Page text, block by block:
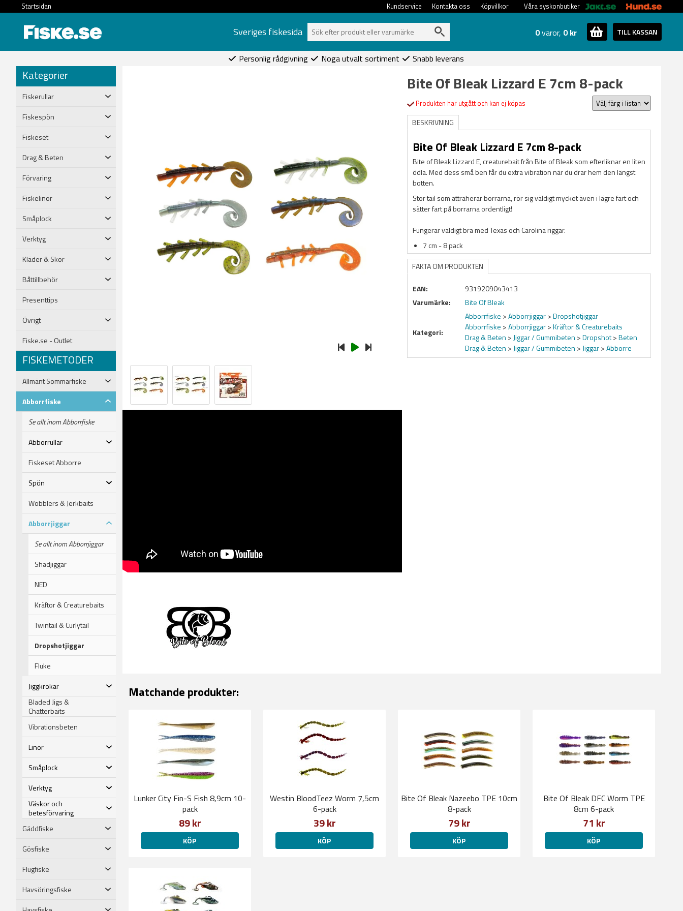
Startsidan Våra syskonbutiker
Köpvillkor
Kontakta oss
Kundservice
Sveriges fiskesida 0varor, 0 kr TILL KASSAN
Personlig rådgivning Noga utvalt sortiment Snabb leverans
Kategorier
Fiskerullar
Fiskespön
Fiskeset
Drag & Beten
Förvaring
Fiskelinor
Småplock
Verktyg
Kläder & Skor
Båttillbehör
Presenttips
Övrigt
Fiske.se - Outlet
FISKEMETODER
Allmänt Sommarfiske
Abborrfiske
Se allt inom Abborrfiske
Abborrullar
Fiskeset Abborre
Spön
Wobblers & Jerkbaits
Abborrjiggar
Se allt inom Abborrjiggar
Shadjiggar
NED
Kräftor & Creaturebaits
Twintail & Curlytail
Dropshotjiggar
Fluke
Jiggkrokar
Bladed Jigs &
Chatterbaits
Vibrationsbeten
Linor
Småplock
Verktyg
Väskor och
betesförvaring
Gäddfiske
Gösfiske
Flugfiske
Havsöringsfiske
Bite Of Bleak Lizzard E 7cm 8-pack
Produkten har utgått och kan ej köpas
BESKRIVNING
Bite Of Bleak Lizzard E 7cm 8-pack
Bite of Bleak Lizzard E, creaturebait från Bite of Bleak som efterliknar en liten
ödla. Med dess små ben får du extra vibration när du drar hem den längst
botten.
Stor tail som attraherar borrarna, rör sig väldigt mycket även i lägre fart och
sätter fart på borrarna ordentligt!
Fungerar väldigt bra med Texas och Carolina riggar.
7 cm - 8 pack
FAKTA OM PRODUKTEN
EAN:
9319209043413
Varumärke:
Bite Of Bleak
Kategori:
Abborrfiske >Abborrjiggar>Dropshotjiggar
Abborrfiske >Abborrjiggar>Kräftor & Creaturebaits
Drag & Beten > Jiggar / Gummibeten >Dropshot>Beten
Drag & Beten > Jiggar / Gummibeten > Jiggar>Abborre
Matchande produkter:
Lunker City Fin-S Fish 8,9cm 10-
pack
89 kr
KÖP
Westin BloodTeez Worm 7,5cm
6-pack
39 kr
KÖP
Bite Of Bleak Nazeebo TPE 10cm
8-pack
79 kr
KÖP
Bite Of Bleak DFC Worm TPE
8cm 6-pack
71 kr
KÖP